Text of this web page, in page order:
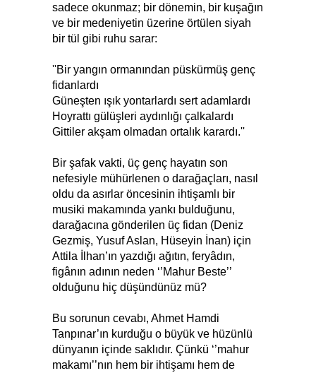
sadece okunmaz; bir dönemin, bir kuşağın
ve bir medeniyetin üzerine örtülen siyah
bir tül gibi ruhu sarar:
''Bir yangın ormanından püskürmüş genç
fidanlardı
Güneşten ışık yontarlardı sert adamlardı
Hoyrattı gülüşleri aydınlığı çalkalardı
Gittiler akşam olmadan ortalık karardı.''
Bir şafak vakti, üç genç hayatın son
nefesiyle mühürlenen o darağaçları, nasıl
oldu da asırlar öncesinin ihtişamlı bir
musiki makamında yankı bulduğunu,
darağacına gönderilen üç fidan (Deniz
Gezmiş, Yusuf Aslan, Hüseyin İnan) için
Attila İlhan’ın yazdığı ağıtın, feryâdın,
figânın adının neden ‘’Mahur Beste’’
olduğunu hiç düşündünüz mü?
Bu sorunun cevabı, Ahmet Hamdi
Tanpınar’ın kurduğu o büyük ve hüzünlü
dünyanın içinde saklıdır. Çünkü ‘’mahur
makamı’’nın hem bir ihtişamı hem de